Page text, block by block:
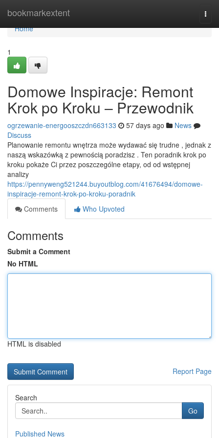
bookmarkextent
Home
Home
1
Domowe Inspiracje: Remont
Krok po Kroku – Przewodnik
ogrzewanie-energooszczdn663133 57 days ago
News
Discuss
Planowanie remontu wnętrza może wydawać się trudne , jednak z
naszą wskazówką z pewnością poradzisz . Ten poradnik krok po
kroku pokaże Ci przez poszczególne etapy, od od wstępnej
analizy
https://pennyweng521244.buyoutblog.com/41676494/domowe-
inspiracje-remont-krok-po-kroku-poradnik
Comments
Who Upvoted
Comments
Submit a Comment
No HTML
HTML is disabled
Report Page
Search
Go
Published News